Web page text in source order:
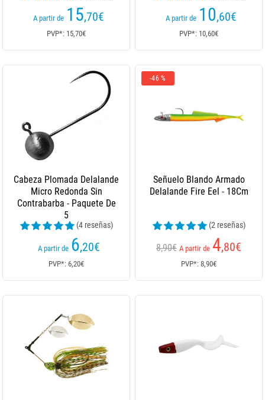
A partir de 15,70€
PVP*: 15,70€
A partir de 10,60€
PVP*: 10,60€
Cabeza Plomada Delalande
Micro Redonda Sin
Contrabarba - Paquete De
5
(4 reseñas)
A partir de 6,20€
PVP*: 6,20€
-46 %
Señuelo Blando Armado
Delalande Fire Eel - 18Cm
(2 reseñas)
8,90€ A partir de 4,80€
PVP*: 8,90€